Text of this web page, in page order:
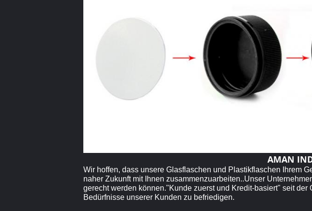
AMAN
Wir hoffen, dass unsere Glasflaschen und Plastikflaschen Ihrem
naher Zukunft mit Ihnen zusammenzuarbeiten..Unser
gerecht werden können."Kunde zuerst und Kredit-basiert" seit
Bedürfnisse unserer Kunden zu befriedigen.